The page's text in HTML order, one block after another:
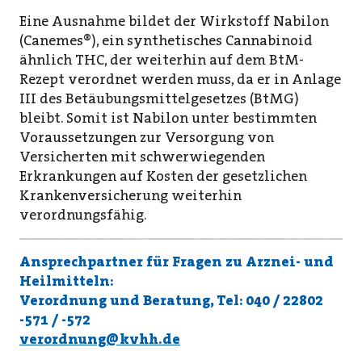
Eine Ausnahme bildet der Wirkstoff Nabilon
(Canemes®), ein synthetisches Cannabinoid
ähnlich THC, der weiterhin auf dem BtM-
Rezept verordnet werden muss, da er in Anlage
III des Betäubungsmittelgesetzes (BtMG)
bleibt. Somit ist Nabilon unter bestimmten
Voraussetzungen zur Versorgung von
Versicherten mit schwerwiegenden
Erkrankungen auf Kosten der gesetzlichen
Krankenversicherung weiterhin
verordnungsfähig.
Ansprechpartner für Fragen zu Arznei- und
Heilmitteln:
Verordnung und Beratung, Tel: 040 / 22802
-571 / -572
verordnung@kvhh.de